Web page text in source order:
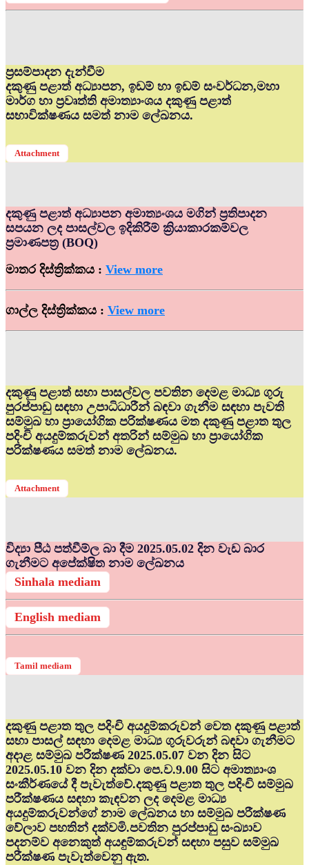
ප්‍රසම්පාදන දැන්වීම
දකුණු පළාත් අධ්‍යාපන, ඉඩම් හා ඉඩම් සංවර්ධන,මහා
මාර්ග හා ප්‍රවෘත්ති අමාත්‍යාංශය දකුණු පළාත්
සභාවික්ෂණය සමත් නාම ලේඛනය.
Attachment
දකුණු පළාත් අධ්‍යාපන අමාත්‍යංශය මගින් ප්‍රතිපාදන
සපයන ලද පාසල්වල ඉදිකිරීම් ක්‍රියාකාරකම්වල
ප්‍රමාණපත්‍ර (BOQ)
මාතර දිස්ත්‍රික්කය : View more
ගාල්ල දිස්ත්‍රික්කය : View more
දකුණු පළාත් සභා පාසල්වල පවතින දෙමළ මාධ්‍ය ගුරු
පුරප්පාඩු සඳහා උපාධිධාරීන් බඳවා ගැනීම සඳහා පැවති
සම්මුඛ හා ප්‍රායෝගික පරික්ෂණය මත දකුණු පළාත තුල
පදිංචි අයදුම්කරුවන් අතරින් සම්මුඛ හා ප්‍රායෝගික
පරික්ෂණය සමත් නාම ලේඛනය.
Attachment
විද්‍යා පීඨ පත්වීම්ල බා දීම 2025.05.02 දින වැඩ බාර
ගැනීමට අපේක්ෂිත නාම ලේඛනය
Sinhala mediam
English mediam
Tamil mediam
දකුණු පළාත තුල පදිංචි අයදුම්කරුවන් වෙත දකුණු පළාත්
සභා පාසල් සඳහා දෙමළ මාධ්‍ය ගුරුවරුන් බඳවා ගැනීමට
අදාළ සම්මුඛ පරීක්ෂණ 2025.05.07 වන දින සිට
2025.05.10 වන දින දක්වා පෙ.ව.9.00 සිට අමාත්‍යාංශ
සංකීර්ණයේ දී පැවැත්වේ.දකුණු පළාත තුල පදිංචි සම්මුඛ
පරීක්ෂණය සඳහා කැඳවන ලද දෙමළ මාධ්‍ය
අයදුම්කරුවන්ගේ නාම ලේඛනය හා සම්මුඛ පරීක්ෂණ
වේලාව පහතින් දක්වමි.පවතින පුරප්පාඩු සංඛ්‍යාව
පදනම්ව අනෙකුත් අයඳුම්කරුවන් සඳහා පසුව සම්මුඛ
පරීක්ෂණ පැවැත්වෙනු ඇත.